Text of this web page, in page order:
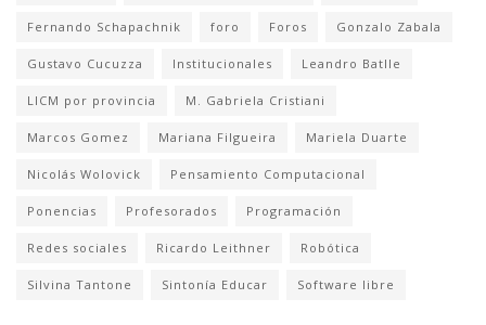
Fernando Schapachnik foro Foros Gonzalo Zabala
Gustavo Cucuzza Institucionales Leandro Batlle
LICM por provincia M. Gabriela Cristiani
Marcos Gomez Mariana Filgueira Mariela Duarte
Nicolás Wolovick Pensamiento Computacional
Ponencias Profesorados Programación
Redes sociales Ricardo Leithner Robótica
Silvina Tantone Sintonía Educar Software libre